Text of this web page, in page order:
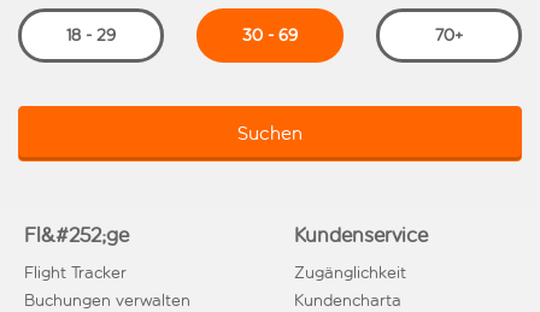
18 - 29 30 - 69 70+
Suchen
Fl&#252;ge
Flight Tracker
Buchungen verwalten
Kundenservice
Zugänglichkeit
Kundencharta